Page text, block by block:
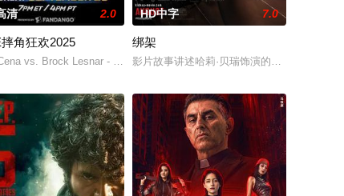
时也意外
策划的阴谋让忠心耿耿的阿里夫被诬陷成家族叛徒，被迫逃亡的他向多
在爱妻因病去世之后，来到了一个沙漠小镇散心，没曾想遭遇了被陨石
清 2.0
角狂欢2025
vs. Brock Lesnar - One last time. Undisputed WWE Champion Co
HD中字 7.0
绑架
影片故事讲述哈莉·贝瑞饰演的母亲发现儿子